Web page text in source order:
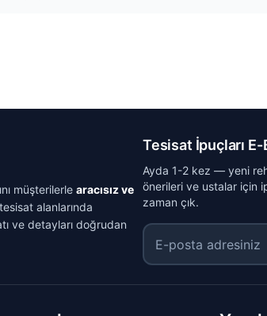
müşterilerle aracısız ve
alanlarında
ve detayları doğrudan
Tesisat İpuçları
Ayda 1-2 kez — yeni
önerileri ve ustalar için
zaman çık.
E-posta adresiniz